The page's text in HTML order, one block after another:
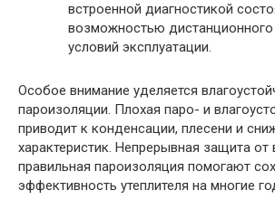
встроенной диагностикой
возможностью дистанционного
условий эксплуатации.
Особое внимание уделяется
пароизоляции. Плохая паро- и
приводит к конденсации, плесени и
характеристик. Непрерывная защита от
правильная пароизоляция помогают
эффективность утеплителя на многие